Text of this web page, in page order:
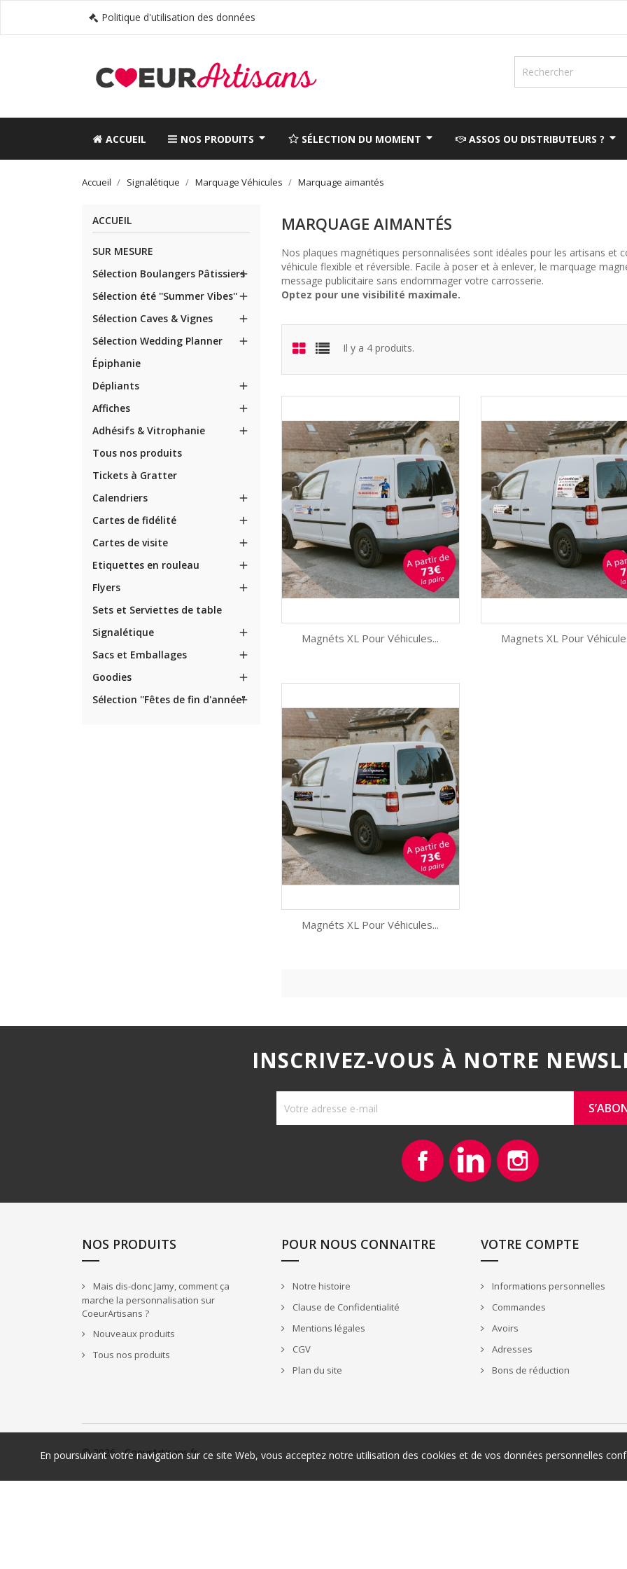
Politique d'utilisation des données
ACCUEIL NOS PRODUITS SÉLECTION DU MOMENT ASSOS OU DISTRIBUTEURS ?
Accueil Signalétique Marquage Véhicules Marquage aimantés
ACCUEIL
SUR MESURE
Sélection Boulangers Pâtissiers

Sélection été ''Summer Vibes''
Sélection Caves & Vignes 
Sélection Wedding Planner 
Épiphanie
Dépliants

Affiches 
Adhésifs & Vitrophanie 
Tous nos produits
Tickets à Gratter
Calendriers

Cartes de fidélité 
Cartes de visite 
Etiquettes en rouleau 
Flyers 
Sets et Serviettes de table
Signalétique

Sacs et Emballages 
Goodies 
Sélection ''Fêtes de fin d'année"

MARQUAGE AIMANTÉS
Nos plaques magnétiques personnalisées sont idéales pour les artisans
véhicule flexible et réversible. Facile à poser et à enlever, le marquage
message publicitaire sans endommager votre carrosserie.
Optez pour une visibilité maximale.
Il y a 4 produits.
Magnéts XL Pour Véhicules... Magnets XL Pour
Magnéts XL Pour Véhicules...
INSCRIVEZ-VOUS À NOTRE
Facebook Vimeo
NOS PRODUITS
Mais dis-donc Jamy, comment ça
marche la personnalisation sur
CoeurArtisans ?
Nouveaux produits
Tous nos produits
POUR NOUS CONNAITRE
Notre histoire
Clause de Confidentialité
Mentions légales
CGV
Plan du site
VOTRE COMPTE
Informations personnelles
Commandes
Avoirs
Adresses
Bons de réduction
En poursuivant votre navigation sur ce site Web, vous acceptez notre utilisation des cookies et de vos données personnelles
© 2026 - CoeurArtisans.fr